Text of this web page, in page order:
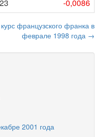
-0,0086
курс французского франка в
феврале 1998 года →
2001 года